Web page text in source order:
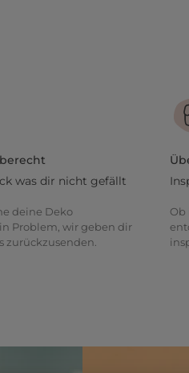
was dir nicht gefällt
deine Deko
Problem, wir geben dir
zurückzusenden.
Ob